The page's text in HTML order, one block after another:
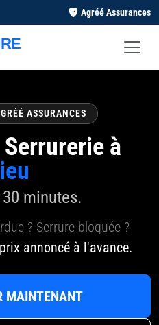
Agréé Assurances
ASSURANCES
à
minutes.
? Serrure bloquée ?
annoncé à l'avance.
MAINTENANT